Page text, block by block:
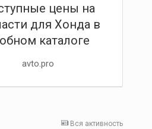
цены на
для Хонда в
каталоге
avto.pro
Вся активность